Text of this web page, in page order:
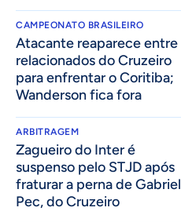
CAMPEONATO BRASILEIRO
Atacante reaparece entre
relacionados do Cruzeiro
para enfrentar o Coritiba;
Wanderson fica fora
ARBITRAGEM
Zagueiro do Inter é
suspenso pelo STJD após
fraturar a perna de Gabriel
Pec, do Cruzeiro